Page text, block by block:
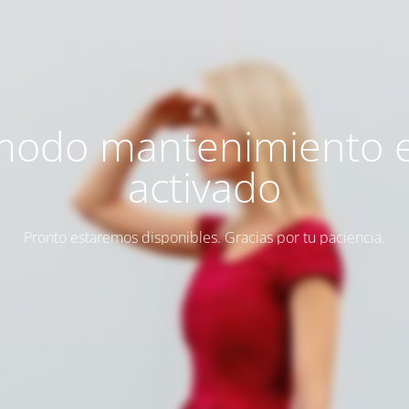
mantenimiento
activado
Pronto estaremos disponibles. Gracias por tu paciencia.